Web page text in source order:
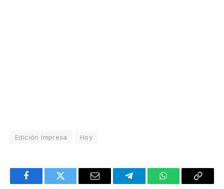
Edición Impresa Hoy
FacebookTwitter Email TelegramWhatsAppCopy